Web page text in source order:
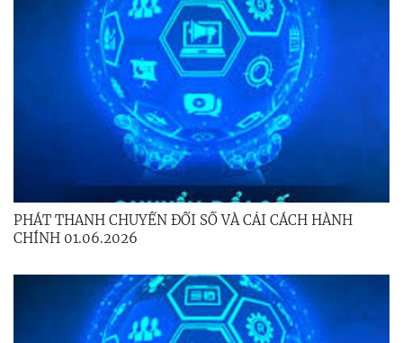
PHÁT THANH CHUYỂN ĐỔI SỐ VÀ CẢI CÁCH HÀNH
CHÍNH 01.06.2026